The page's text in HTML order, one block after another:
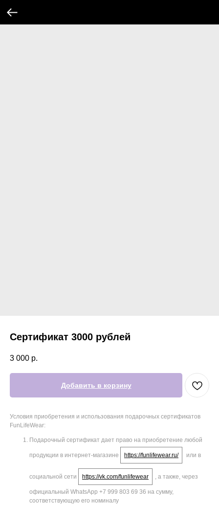
Сертификат 3000 рублей
3 000 р.
Добавить в корзину
Условия приобретения и использования подарочных сертификатов
FunLifeWear:
Подарочный сертификат дает право на приобретение любой
продукции в интернет-магазине https://funlifewear.ru/ или в
социальной сети https://vk.com/funlifewear , а также, через
официальный WhatsApp +7 999 803 69 36 на сумму,
соответствующую его номиналу